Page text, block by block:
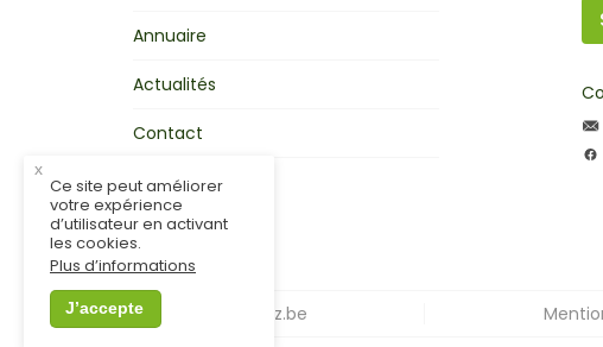
Annuaire
Actualités
Contact
Mon activité
© MonCondroz.be
x
Ce site peut améliorer
votre expérience
d’utilisateur en activant
les cookies.
Plus d’informations
J’accepte